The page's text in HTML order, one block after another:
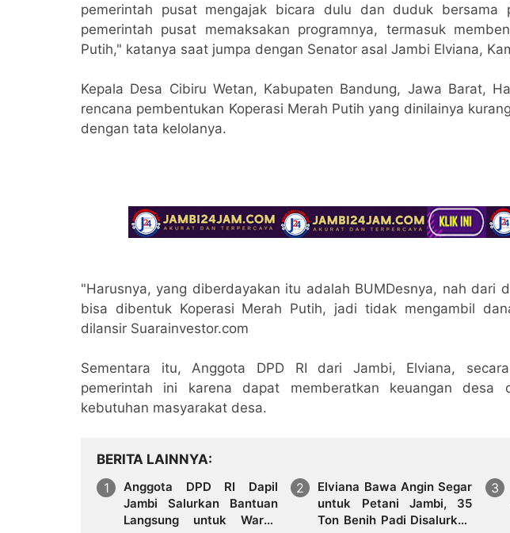
pemerintah pusat mengajak bicara dulu dan duduk bersama
pemerintah pusat memaksakan programnya, termasuk
Putih," katanya saat jumpa dengan Senator asal Jambi Elviana,
Kepala Desa Cibiru Wetan, Kabupaten Bandung, Jawa Barat,
rencana pembentukan Koperasi Merah Putih yang dinilainya
dengan tata kelolanya.
"Harusnya, yang diberdayakan itu adalah BUMDesnya, nah dari
bisa dibentuk Koperasi Merah Putih, jadi tidak mengambil
dilansir Suarainvestor.com
Sementara itu, Anggota DPD RI dari Jambi, Elviana,
pemerintah ini karena dapat memberatkan keuangan desa
kebutuhan masyarakat desa.
BERITA LAINNYA
Anggota DPD RI Dapil
Jambi Salurkan Bantuan
Langsung untuk Warga
Elviana Bawa Angin Segar
untuk Petani Jambi, 35
Ton Benih Padi Disalurkan